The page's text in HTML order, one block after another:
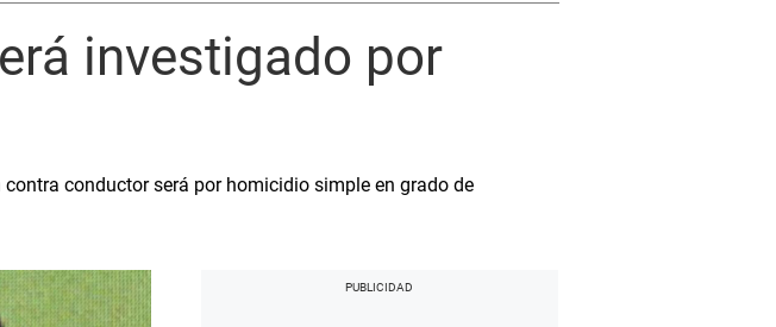
investigado por
conductor será por homicidio simple en grado de